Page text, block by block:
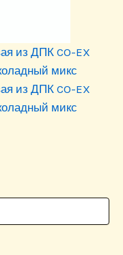
из ДПК CO-EX
микс
из ДПК CO-EX
микс